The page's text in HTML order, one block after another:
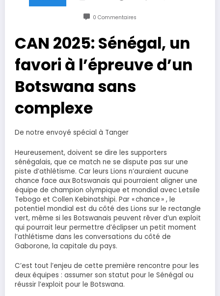
0 Commentaires
CAN 2025: Sénégal, un
favori à l’épreuve d’un
Botswana sans
complexe
De notre envoyé spécial à Tanger
Heureusement, doivent se dire les supporters
sénégalais, que ce match ne se dispute pas sur une
piste d’athlétisme. Car leurs Lions n’auraient aucune
chance face aux Botswanais qui pourraient aligner une
équipe de champion olympique et mondial avec Letsile
Tebogo et Collen Kebinatshipi. Par « chance » , le
potentiel mondial est du côté des Lions sur le rectangle
vert, même si les Botswanais peuvent rêver d’un exploit
qui pourrait leur permettre d’éclipser un petit moment
l’athlétisme dans les conversations du côté de
Gaborone, la capitale du pays.
C’est tout l’enjeu de cette première rencontre pour les
deux équipes : assumer son statut pour le Sénégal ou
réussir l’exploit pour le Botswana.